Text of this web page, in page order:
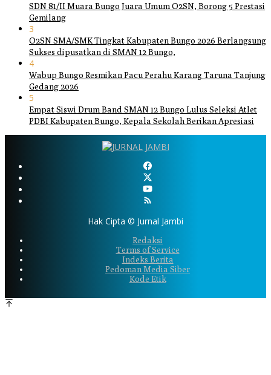
SDN 81/II Muara Bungo Juara Umum O2SN, Borong 5 Prestasi
Gemilang
3
O2SN SMA/SMK Tingkat Kabupaten Bungo 2026 Berlangsung
Sukses dipusatkan di SMAN 12 Bungo,
4
Wabup Bungo Resmikan Pacu Perahu Karang Taruna Tanjung
Gedang 2026
5
Empat Siswi Drum Band SMAN 12 Bungo Lulus Seleksi Atlet
PDBI Kabupaten Bungo, Kepala Sekolah Berikan Apresiasi
Hak Cipta © Jurnal Jambi
Redaksi
Terms of Service
Indeks Berita
Pedoman Media Siber
Kode Etik